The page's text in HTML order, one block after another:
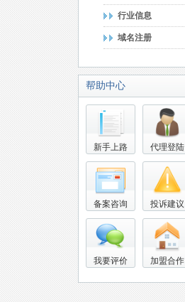
行业信息
域名注册
帮助中心
新手上路 代理登陆
备案咨询 投诉建议
我要评价 加盟合作